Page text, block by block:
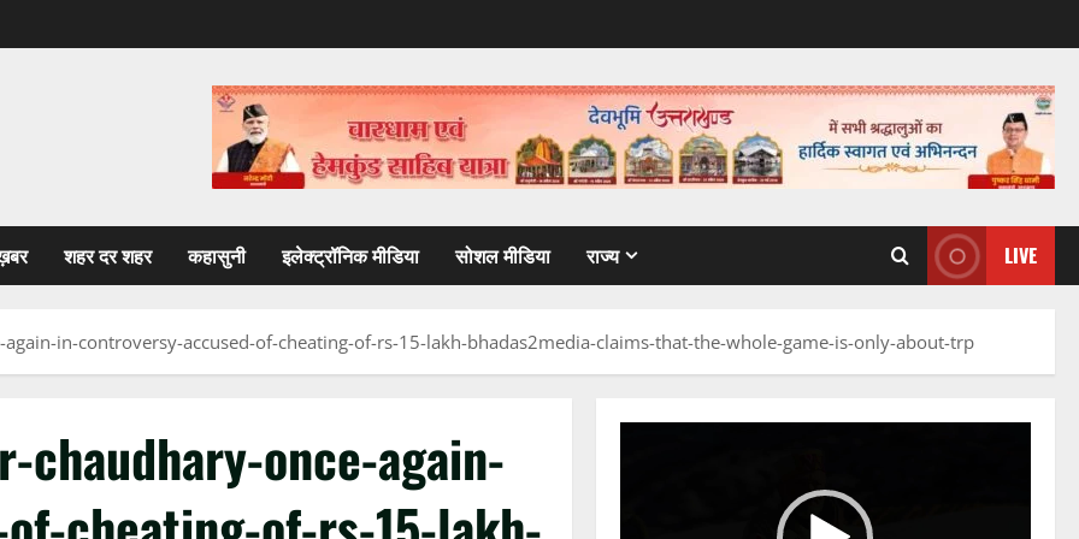
शहर दर शहर कहासुनी इलेक्ट्रॉनिक मीडिया सोशल मीडिया राज्य LIVE
in-controversy-accused-of-cheating-of-rs-15-lakh-bhadas2media-claims-that-the-whole-game-is-only-about-trp
chaudhary-once-again-